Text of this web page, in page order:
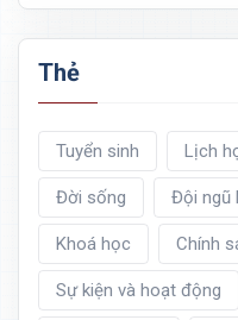
Thẻ
Tuyển sinh Lịch
Đời sống Đội ngũ
Khoá học Chính
Sự kiện và hoạt động